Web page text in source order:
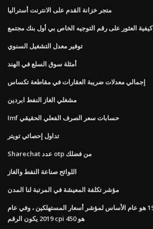
متجر خزانة القدم على الانترنت أستراليا
كيفية العثور على رقم التوجيه الخاص بي أول بنك مجتمع
توفير معدل التشغيل السنوي
أمثلة سوق السلع في الهند
إجمالي معدلات ضريبة العقارات في مقاطعة تكساس
مشغلي الغاز النفط ابردين
Imf حسابات سعر الصرف الفعلي الحقيقي
تداول إحصائي تويتر
Sharechat عدد otp من فضلك
اللوائح صناعة النفط والغاز
مؤشر تكلفة المعيشة في المرتبة لنا المدن
لنفترض أن عام 1982 هو عام الأساس لمؤشر أسعار المستهلكين ، وفي عام
2019 يكون الرقم cpi هو 450